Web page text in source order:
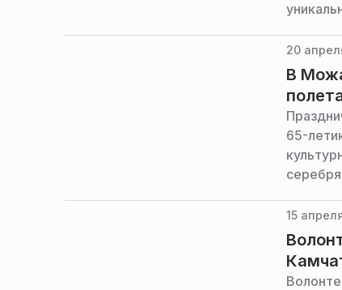
20
В
65-
15